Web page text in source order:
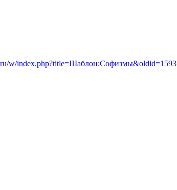
w/index.php?title=Шаблон:Софизмы&oldid=1593